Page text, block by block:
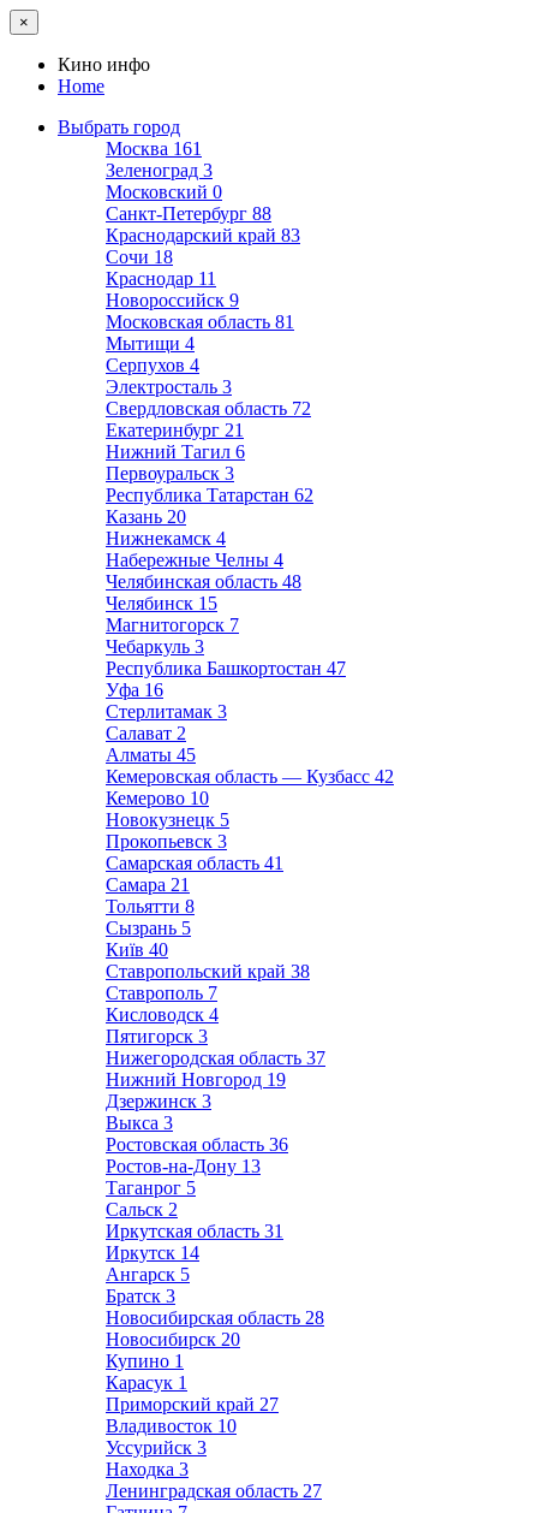
×
Кино инфо
Home
Выбрать город
Москва 161
Зеленоград 3
Московский 0
Санкт-Петербург 88
Краснодарский край 83
Сочи 18
Краснодар 11
Новороссийск 9
Московская область 81
Мытищи 4
Серпухов 4
Электросталь 3
Свердловская область 72
Екатеринбург 21
Нижний Тагил 6
Первоуральск 3
Республика Татарстан 62
Казань 20
Нижнекамск 4
Набережные Челны 4
Челябинская область 48
Челябинск 15
Магнитогорск 7
Чебаркуль 3
Республика Башкортостан 47
Уфа 16
Стерлитамак 3
Салават 2
Алматы 45
Кемеровская область — Кузбасс 42
Кемерово 10
Новокузнецк 5
Прокопьевск 3
Самарская область 41
Самара 21
Тольятти 8
Сызрань 5
Київ 40
Ставропольский край 38
Ставрополь 7
Кисловодск 4
Пятигорск 3
Нижегородская область 37
Нижний Новгород 19
Дзержинск 3
Выкса 3
Ростовская область 36
Ростов-на-Дону 13
Таганрог 5
Сальск 2
Иркутская область 31
Иркутск 14
Ангарск 5
Братск 3
Новосибирская область 28
Новосибирск 20
Купино 1
Карасук 1
Приморский край 27
Владивосток 10
Уссурийск 3
Находка 3
Ленинградская область 27